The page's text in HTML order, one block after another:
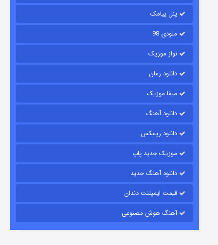
باب اسفنجی فصل ۱۷
قسمت
پنل پیامک
ملودی 98
نواز موزیک
دانلود رمان
میفا موزیک
دانلود آهنگ
دانلود ریمکس
موزیک جدید پاپ
دانلود آهنگ جدید
قیمت ایمپلنت دندان
آهنگ هوش مصنوعی